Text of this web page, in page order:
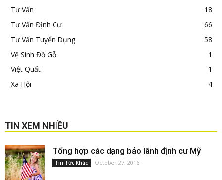
Tư Vấn
18
Tư Vấn Định Cư
66
Tư Vấn Tuyển Dụng
58
Vệ Sinh Đồ Gỗ
1
Việt Quất
1
Xã Hội
4
TIN XEM NHIỀU
Tổng hợp các dạng bảo lãnh định cư Mỹ
Tin Tức Khác October 27, 2016